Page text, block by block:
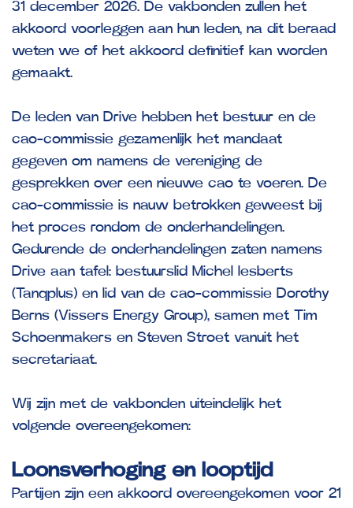
31 december 2026. De vakbonden zullen het
akkoord voorleggen aan hun leden, na dit beraad
weten we of het akkoord definitief kan worden
gemaakt.
De leden van Drive hebben het bestuur en de
cao-commissie gezamenlijk het mandaat
gegeven om namens de vereniging de
gesprekken over een nieuwe cao te voeren. De
cao-commissie is nauw betrokken geweest bij
het proces rondom de onderhandelingen.
Gedurende de onderhandelingen zaten namens
Drive aan tafel: bestuurslid Michel Iesberts
(Tanqplus) en lid van de cao-commissie Dorothy
Berns (Vissers Energy Group), samen met Tim
Schoenmakers en Steven Stroet vanuit het
secretariaat.
Wij zijn met de vakbonden uiteindelijk het
volgende overeengekomen:
Loonsverhoging en looptijd
Partijen zijn een akkoord overeengekomen voor 21